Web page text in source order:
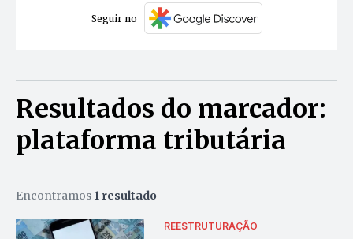
Seguir no
Resultados do marcador:
plataforma tributária
Encontramos 1 resultado
REESTRUTURAÇÃO